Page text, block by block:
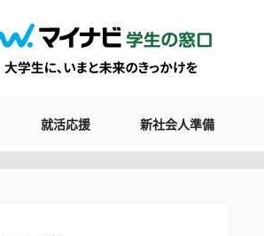
就活応援 新社会人準備